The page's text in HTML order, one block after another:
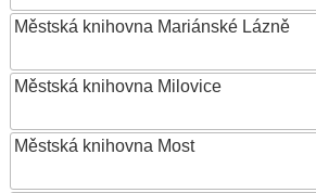
Městská knihovna Mariánské Lázně
Městská knihovna Milovice
Městská knihovna Most